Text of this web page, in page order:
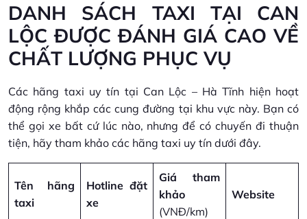
DANH SÁCH TAXI TẠI CAN
LỘC ĐƯỢC ĐÁNH GIÁ CAO VỀ
CHẤT LƯỢNG PHỤC VỤ
Các hãng taxi uy tín tại Can Lộc – Hà Tĩnh hiện hoạt
động rộng khắp các cung đường tại khu vực này. Bạn có
thể gọi xe bất cứ lúc nào, nhưng để có chuyến đi thuận
tiện, hãy tham khảo các hãng taxi uy tín dưới đây.
Tên hãng
taxi
Hotline đặt
xe
Giá tham
khảo
(VNĐ/km)
Website